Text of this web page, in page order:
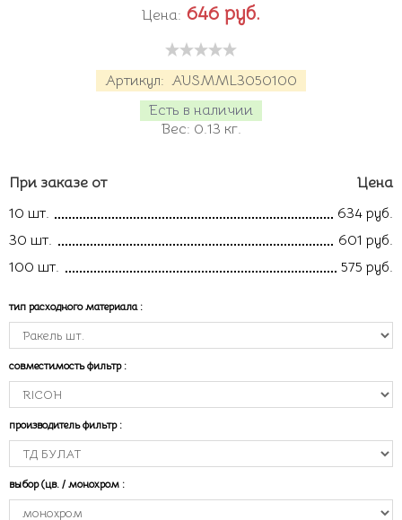
Артикул: AUSMML3050100
Есть в наличии
Вес: 0.13 кг.
Цена: 646 руб.
При заказе от
Цена
10 шт.
634 руб.
30 шт.
601 руб.
100 шт.
575 руб.
тип расходного материала :
совместимость фильтр :
производитель фильтр :
выбор (цв. / монохром :